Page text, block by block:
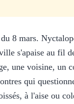
8 mars.
s'apaise au fil
une voisine, un
qui
à l'aise ou